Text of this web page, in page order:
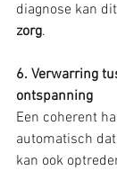
diagnose kan
zorg.
6. Verwarring
ontspanning
Een coherent
automatisch
kan ook